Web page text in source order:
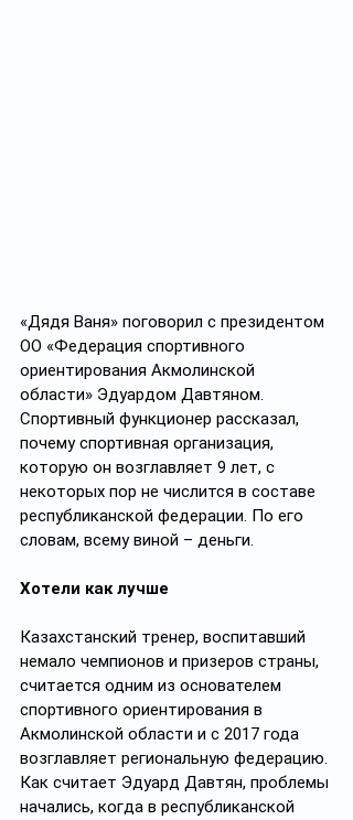
«Дядя Ваня» поговорил с президентом
ОО «Федерация спортивного
ориентирования Акмолинской
области» Эдуардом Давтяном.
Спортивный функционер рассказал,
почему спортивная организация,
которую он возглавляет 9 лет, с
некоторых пор не числится в составе
республиканской федерации. По его
словам, всему виной – деньги.
Хотели как лучше
Казахстанский тренер, воспитавший
немало чемпионов и призеров страны,
считается одним из основателем
спортивного ориентирования в
Акмолинской области и с 2017 года
возглавляет региональную федерацию.
Как считает Эдуард Давтян, проблемы
начались, когда в республиканской